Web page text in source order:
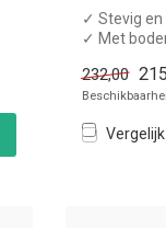
✓ Stevig en
✓ Met
✓
...
232,00
Vergelijk